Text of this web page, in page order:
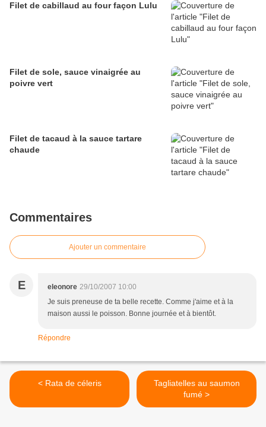
Filet de cabillaud au four façon Lulu
Filet de sole, sauce vinaigrée au
poivre vert
Filet de tacaud à la sauce tartare
chaude
Commentaires
Ajouter un commentaire
E eleonore 29/10/2007 10:00
Je suis preneuse de ta belle recette. Comme j'aime et à la
maison aussi le poisson. Bonne journée et à bientôt.
Répondre
< Rata de céleris
Tagliatelles au saumon
fumé >